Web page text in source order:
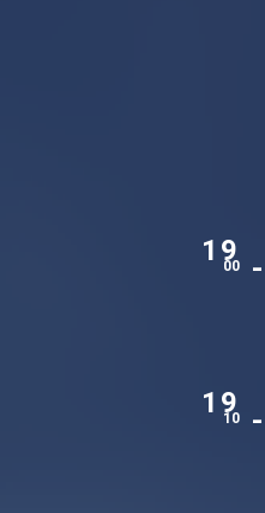
19
00 -
19
10 -